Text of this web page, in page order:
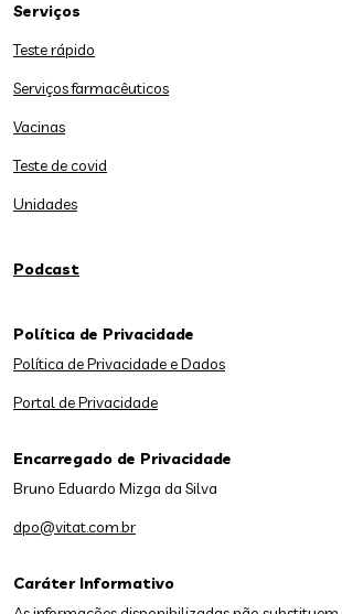
Serviços
Teste rápido
Serviços farmacêuticos
Vacinas
Teste de covid
Unidades
Podcast
Caráter Informativo
Política de Privacidade
Política de Privacidade e Dados
Portal de Privacidade
Encarregado de Privacidade
Bruno Eduardo Mizga da Silva
dpo@vitat.com.br